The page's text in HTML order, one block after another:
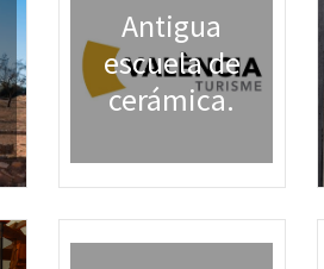
Antigua
escuela de
cerámica.